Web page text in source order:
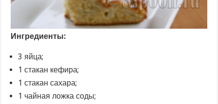
Ингредиенты:
3 яйца;
1 стакан кефира;
1 стакан сахара;
1 чайная ложка соды;